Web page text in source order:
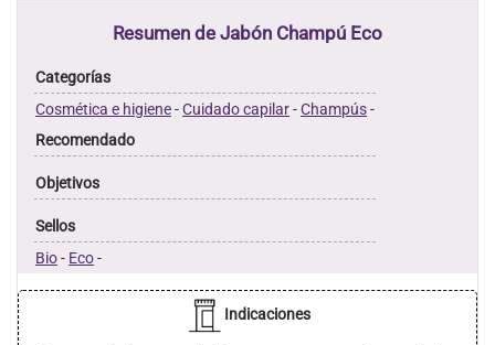
Resumen de Jabón Champú Eco
Categorías
Cosmética e higiene-Cuidado capilar-Champús-
Recomendado
Objetivos
Sellos
Bio- Eco-
Indicaciones